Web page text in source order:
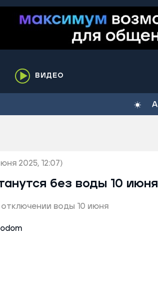
ВИДЕО
2025, 12:07)
без воды 10 июня
воды 10 июня